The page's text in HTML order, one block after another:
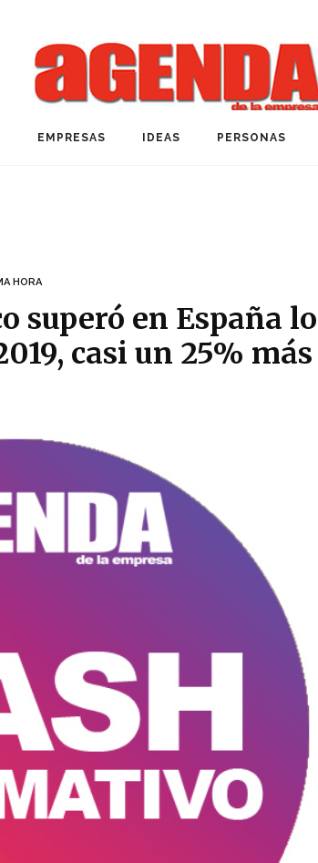
EMPRESAS IDEAS PERSONAS
HORA
superó en España
casi un 25% más